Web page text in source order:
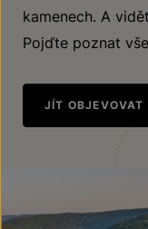
kamenech. A
Pojďte poznat
JÍT OBJEVOVAT